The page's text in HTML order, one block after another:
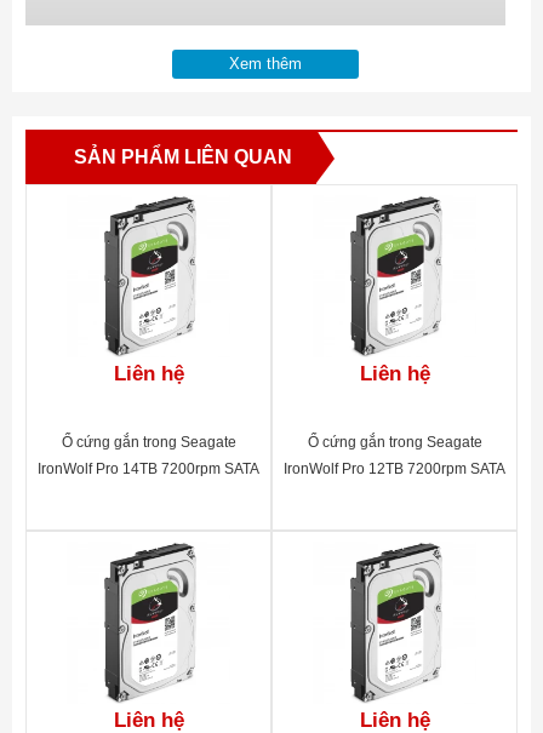
Xem thêm
SẢN PHẨM LIÊN QUAN
Liên hệ
Ổ cứng gắn trong Seagate
IronWolf Pro 14TB 7200rpm SATA
Liên hệ
Ổ cứng gắn trong Seagate
IronWolf Pro 12TB 7200rpm SATA
Liên hệ Liên hệ